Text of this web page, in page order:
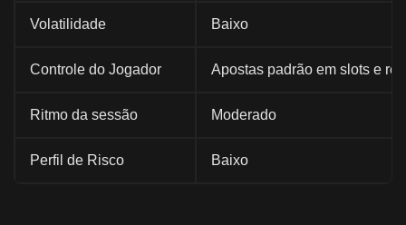
Volatilidade Baixo
Controle do Jogador Apostas padrão em slots e
Ritmo da sessão Moderado
Perfil de Risco Baixo